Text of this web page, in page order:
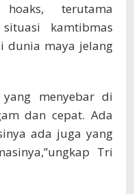
terutama
kamtibmas
dunia maya jelang
yang menyebar di
dan cepat. Ada
ada juga yang
Tri